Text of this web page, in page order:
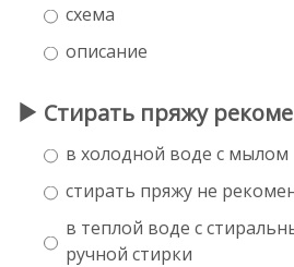
схема
описание
Стирать пряжу
в холодной воде с мылом
стирать пряжу не
в теплой воде с
ручной стирки